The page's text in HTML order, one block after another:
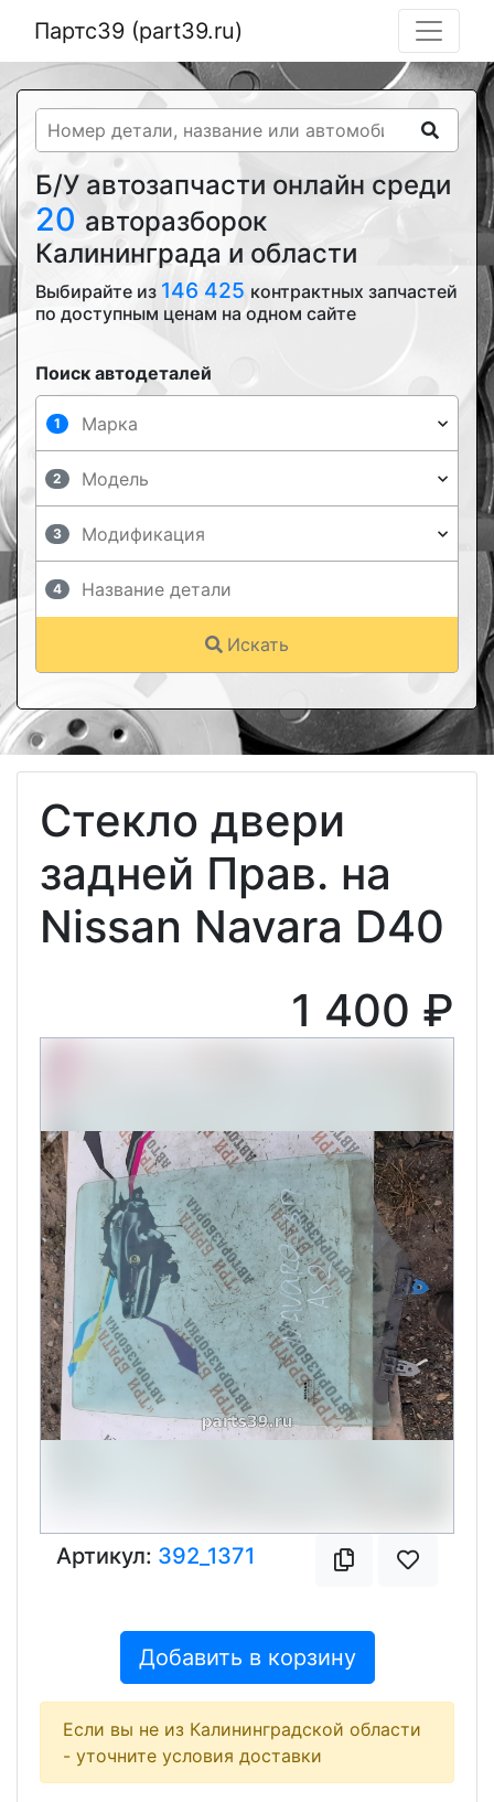
Партс39 (part39.ru)
Б/У автозапчасти онлайн среди
20 авторазборок
Калининграда и области
Выбирайте из 146 425 контрактных запчастей
по доступным ценам на одном сайте
Поиск автодеталей
1
2
3
4
Искать
Стекло двери
задней Прав. на
Nissan Navara D40
1 400 ₽
Артикул: 392_1371
Добавить в корзину
Если вы не из Калининградской области
- уточните условия доставки